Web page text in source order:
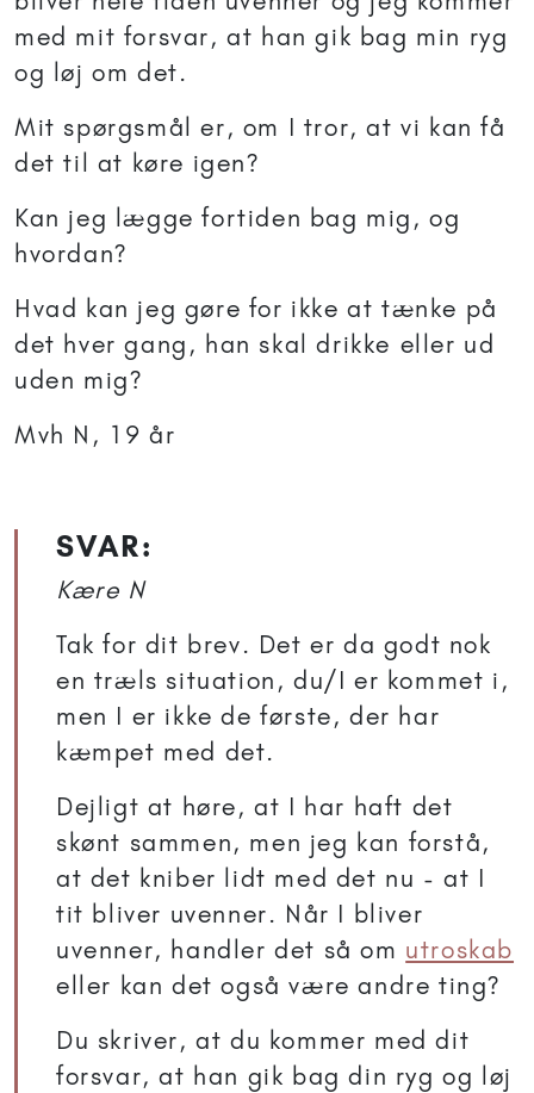
med mit forsvar, at han gik bag min ryg
og løj om det.
Mit spørgsmål er, om I tror, at vi kan få
det til at køre igen?
Kan jeg lægge fortiden bag mig, og
hvordan?
Hvad kan jeg gøre for ikke at tænke på
det hver gang, han skal drikke eller ud
uden mig?
Mvh N, 19 år
SVAR:
Kære N
Tak for dit brev. Det er da godt nok
en træls situation, du/I er kommet i,
men I er ikke de første, der har
kæmpet med det.
Dejligt at høre, at I har haft det
skønt sammen, men jeg kan forstå,
at det kniber lidt med det nu - at I
tit bliver uvenner. Når I bliver
uvenner, handler det så om utroskab
eller kan det også være andre ting?
Du skriver, at du kommer med dit
forsvar, at han gik bag din ryg og løj